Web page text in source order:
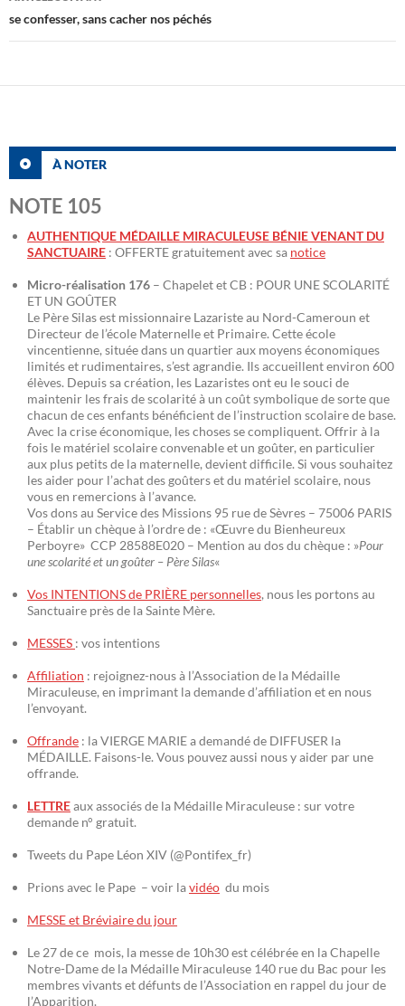
se confesser, sans cacher nos péchés
À NOTER
NOTE 105
AUTHENTIQUE MÉDAILLE MIRACULEUSE BÉNIE VENANT DU
SANCTUAIRE : OFFERTE gratuitement avec sa notice
Micro-réalisation 176 – Chapelet et CB : POUR UNE SCOLARITÉ
ET UN GOÛTER
Le Père Silas est missionnaire Lazariste au Nord-Cameroun et
Directeur de l’école Maternelle et Primaire. Cette école
vincentienne, située dans un quartier aux moyens économiques
limités et rudimentaires, s’est agrandie. Ils accueillent environ 600
élèves. Depuis sa création, les Lazaristes ont eu le souci de
maintenir les frais de scolarité à un coût symbolique de sorte que
chacun de ces enfants bénéficient de l’instruction scolaire de base.
Avec la crise économique, les choses se compliquent. Offrir à la
fois le matériel scolaire convenable et un goûter, en particulier
aux plus petits de la maternelle, devient difficile. Si vous souhaitez
les aider pour l’achat des goûters et du matériel scolaire, nous
vous en remercions à l’avance.
Vos dons au Service des Missions 95 rue de Sèvres – 75006 PARIS
– Établir un chèque à l’ordre de : «Œuvre du Bienheureux
Perboyre» CCP 28588E020 – Mention au dos du chèque : »Pour
une scolarité et un goûter – Père Silas«
Vos INTENTIONS de PRIÈRE personnelles, nous les portons au
Sanctuaire près de la Sainte Mère.
MESSES : vos intentions
Affiliation : rejoignez-nous à l’Association de la Médaille
Miraculeuse, en imprimant la demande d’affiliation et en nous
l’envoyant.
Offrande : la VIERGE MARIE a demandé de DIFFUSER la
MÉDAILLE. Faisons-le. Vous pouvez aussi nous y aider par une
offrande.
LETTREaux associés de la Médaille Miraculeuse : sur votre
demande n° gratuit.
Tweets du Pape Léon XIV (@Pontifex_fr)
Prions avec le Pape – voir lavidéo du mois
MESSE et Bréviaire du jour
Le 27 de ce mois, la messe de 10h30 est célébrée en la Chapelle
Notre-Dame de la Médaille Miraculeuse 140 rue du Bac pour les
membres vivants et défunts de l’Association en rappel du jour de
l’Apparition.